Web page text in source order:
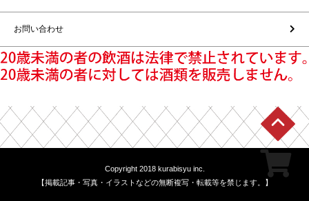
お問い合わせ
Copyright 2018 kurabisyu inc.
【掲載記事・写真・イラストなどの無断複写・転載等を禁じます。】